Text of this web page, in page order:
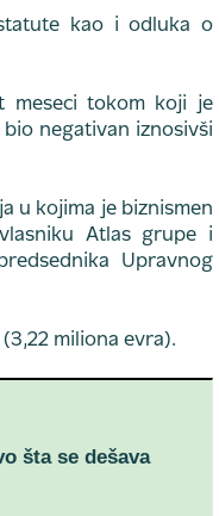
kao i odluka o
meseci tokom koji je
negativan iznosivši
u kojima je biznismen
Atlas grupe i
Upravnog
miliona evra).
šta se dešava